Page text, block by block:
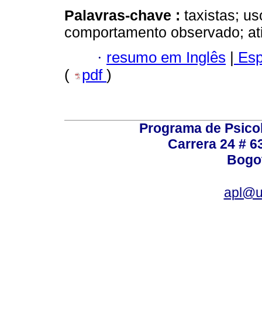
Palavras-chave : taxistas;
comportamento observado;
· resumo em Inglês |
(
pdf )
Programa de
Carrera 24 #